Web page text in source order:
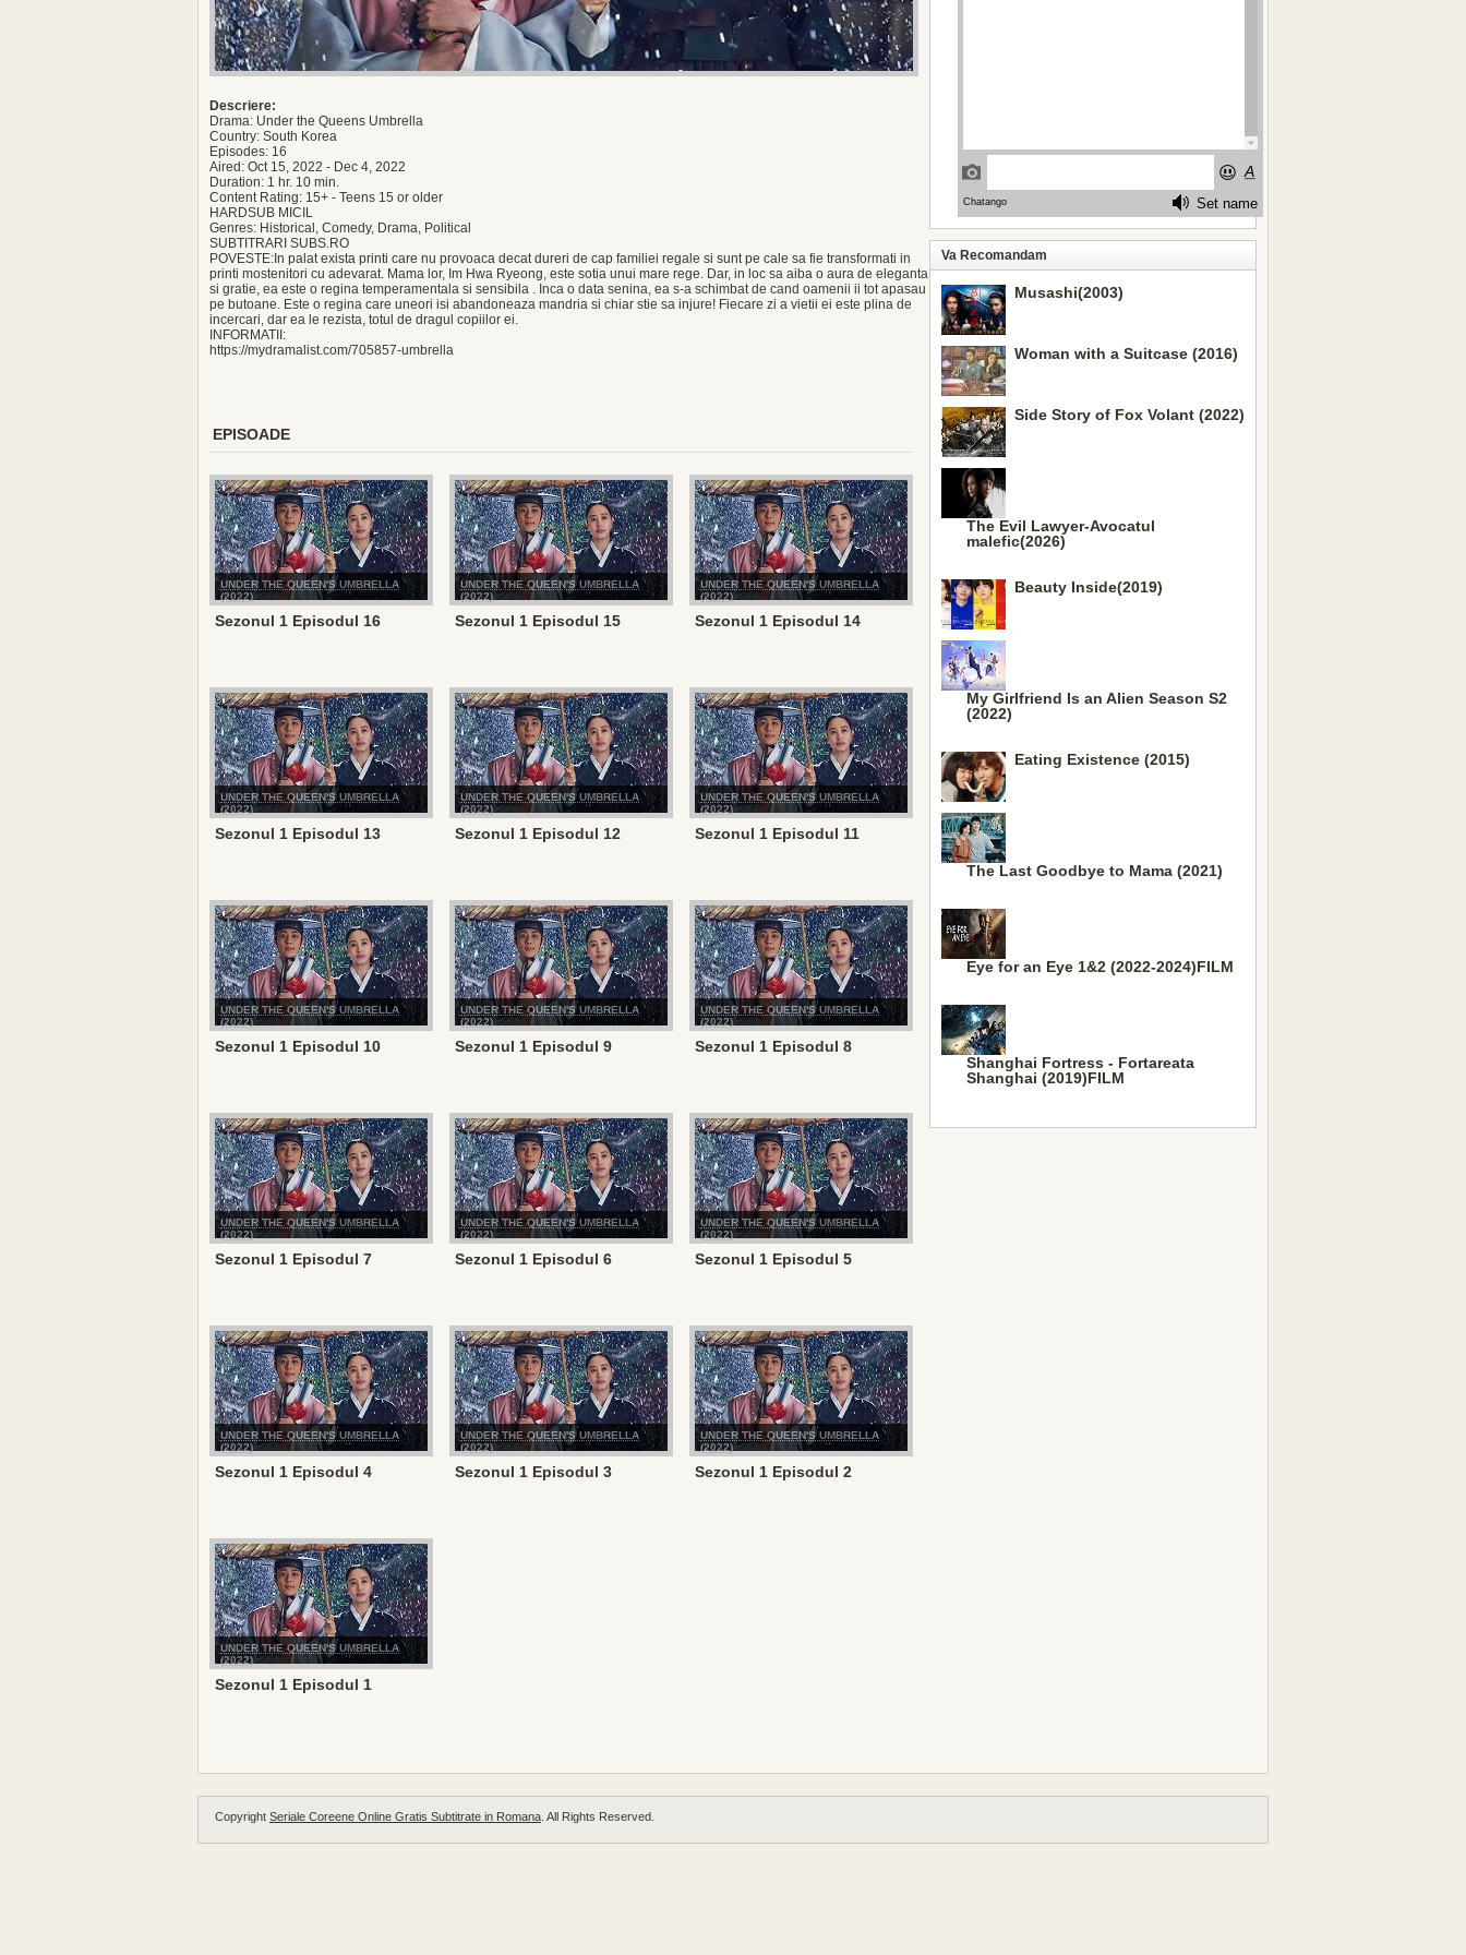
Descriere:
Drama: Under the Queens Umbrella
Country: South Korea
Episodes: 16
Aired: Oct 15, 2022 - Dec 4, 2022
Duration: 1 hr. 10 min.
Content Rating: 15+ - Teens 15 or older
HARDSUB MICIL
Genres: Historical, Comedy, Drama, Political
SUBTITRARI SUBS.RO
POVESTE:In palat exista printi care nu provoaca decat dureri de cap familiei regale si sunt pe cale sa fie transformati in
printi mostenitori cu adevarat. Mama lor, Im Hwa Ryeong, este sotia unui mare rege. Dar, in loc sa aiba o aura de eleganta
si gratie, ea este o regina temperamentala si sensibila . Inca o data senina, ea s-a schimbat de cand oamenii ii tot apasau
pe butoane. Este o regina care uneori isi abandoneaza mandria si chiar stie sa injure! Fiecare zi a vietii ei este plina de
incercari, dar ea le rezista, totul de dragul copiilor ei.
INFORMATII:
https://mydramalist.com/705857-umbrella
EPISOADE
UNDER THE QUEEN'S UMBRELLA
(2022)
Sezonul 1 Episodul 16
UNDER THE QUEEN'S UMBRELLA
(2022)
Sezonul 1 Episodul 15
UNDER THE QUEEN'S UMBRELLA
(2022)
Sezonul 1 Episodul 14
UNDER THE QUEEN'S UMBRELLA
(2022)
Sezonul 1 Episodul 13
UNDER THE QUEEN'S UMBRELLA
(2022)
Sezonul 1 Episodul 12
UNDER THE QUEEN'S UMBRELLA
(2022)
Sezonul 1 Episodul 11
UNDER THE QUEEN'S UMBRELLA
(2022)
Sezonul 1 Episodul 10
UNDER THE QUEEN'S UMBRELLA
(2022)
Sezonul 1 Episodul 9
UNDER THE QUEEN'S UMBRELLA
(2022)
Sezonul 1 Episodul 8
UNDER THE QUEEN'S UMBRELLA
(2022)
Sezonul 1 Episodul 7
UNDER THE QUEEN'S UMBRELLA
(2022)
Sezonul 1 Episodul 6
UNDER THE QUEEN'S UMBRELLA
(2022)
Sezonul 1 Episodul 5
UNDER THE QUEEN'S UMBRELLA
(2022)
Sezonul 1 Episodul 4
UNDER THE QUEEN'S UMBRELLA
(2022)
Sezonul 1 Episodul 3
UNDER THE QUEEN'S UMBRELLA
(2022)
Sezonul 1 Episodul 2
UNDER THE QUEEN'S UMBRELLA
(2022)
Sezonul 1 Episodul 1
Va Recomandam
Musashi(2003)
Woman with a Suitcase (2016)
Side Story of Fox Volant (2022)
The Evil Lawyer-Avocatul
malefic(2026)
Beauty Inside(2019)
My Girlfriend Is an Alien Season S2
(2022)
Eating Existence (2015)
The Last Goodbye to Mama (2021)
Eye for an Eye 1&2 (2022-2024)FILM
Shanghai Fortress - Fortareata
Shanghai (2019)FILM
Copyright Seriale Coreene Online Gratis Subtitrate in Romana . All Rights Reserved.